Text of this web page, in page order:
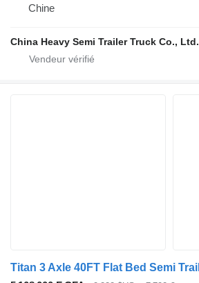
Chine
China Heavy Semi Trailer Truck Co., Ltd.